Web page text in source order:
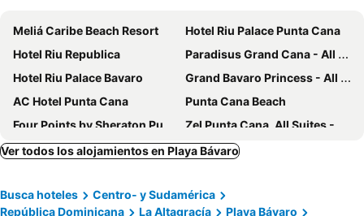
Meliá Caribe Beach Resort
Hotel Riu Palace Punta Cana
Hotel Riu Republica
Paradisus Grand Cana - All Suites
Hotel Riu Palace Bavaro
Grand Bavaro Princess - All Inclusive
AC Hotel Punta Cana
Punta Cana Beach
Four Points by Sheraton Puntacana
Zel Punta Cana, All Suites - All inclusive
whala!bávaro
whala!urban punta cana
Hotel Marimba Punta Cana
Hotel Riu Palace Macao
Ver todos los alojamientos en Playa Bávaro
Busca hoteles
Centro- y Sudamérica
República Dominicana
La Altagracía
Playa Bávaro